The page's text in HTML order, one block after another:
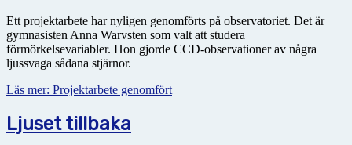
Ett projektarbete har nyligen genomförts på observatoriet. Det är
gymnasisten Anna Warvsten som valt att studera
förmörkelsevariabler. Hon gjorde CCD-observationer av några
ljussvaga sådana stjärnor.
Läs mer: Projektarbete genomfört
Ljuset tillbaka